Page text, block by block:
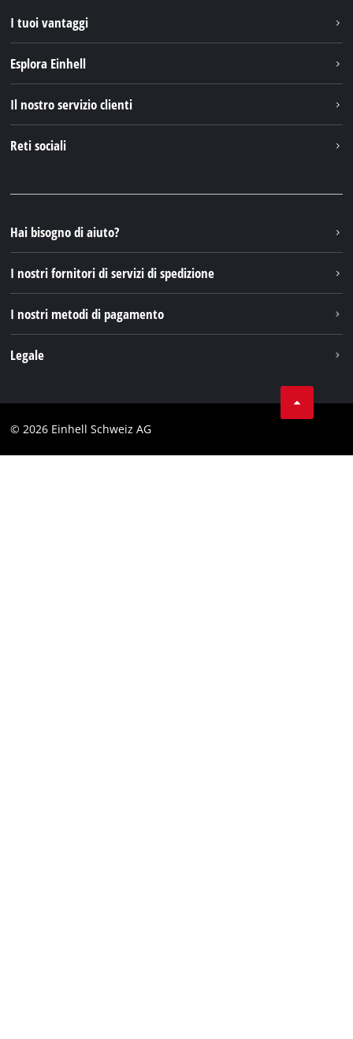
I tuoi vantaggi
Esplora Einhell
Einhell Germany AG
Il nostro servizio clienti
Reti sociali
Instagram
TikTok
Pinterest
Hai bisogno di aiuto?
I nostri fornitori di servizi di spedizione
I nostri metodi di pagamento
Legale
Testata
© 2026 Einhell Schweiz AG